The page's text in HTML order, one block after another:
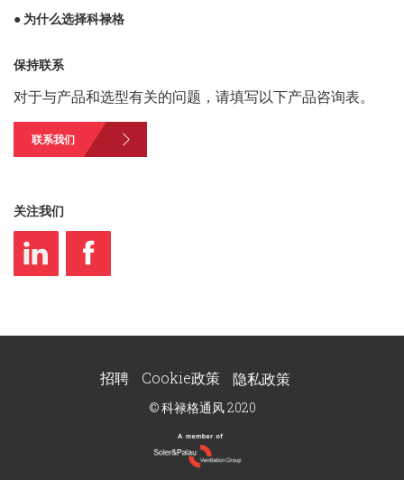
● 为什么选择科禄格
保持联系
对于与产品和选型有关的问题，请填写以下产品咨询表。
联系我们
关注我们
招聘 Cookie政策 隐私政策
© 科禄格通风 2020